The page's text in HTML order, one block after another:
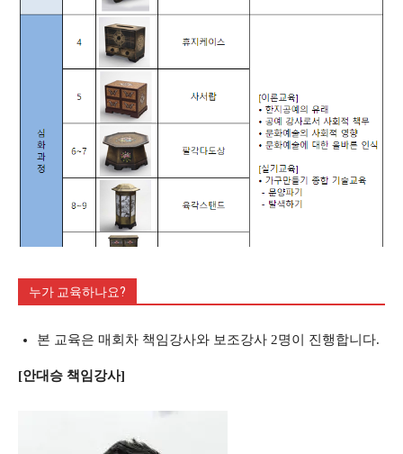
누가 교육하나요?
본 교육은 매회차 책임강사와 보조강사 2명이 진행합니다.
[안대승 책임강사]